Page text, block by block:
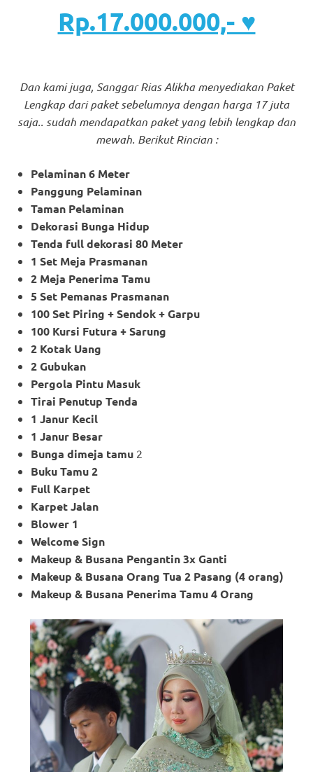
Rp.17.000.000,- ♥
Dan kami juga, Sanggar Rias Alikha menyediakan Paket
Lengkap dari paket sebelumnya dengan harga 17 juta
saja.. sudah mendapatkan paket yang lebih lengkap dan
mewah. Berikut Rincian :
Pelaminan 6 Meter
Panggung Pelaminan
Taman Pelaminan
Dekorasi Bunga Hidup
Tenda full dekorasi 80 Meter
1 Set Meja Prasmanan
2 Meja Penerima Tamu
5 Set Pemanas Prasmanan
100 Set Piring + Sendok + Garpu
100 Kursi Futura + Sarung
2 Kotak Uang
2 Gubukan
Pergola Pintu Masuk
Tirai Penutup Tenda
1 Janur Kecil
1 Janur Besar
Bunga dimeja tamu 2
Buku Tamu 2
Full Karpet
Karpet Jalan
Blower 1
Welcome Sign
Makeup & Busana Pengantin 3x Ganti
Makeup & Busana Orang Tua 2 Pasang (4 orang)
Makeup & Busana Penerima Tamu 4 Orang